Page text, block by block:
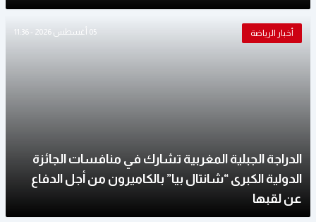
أخبار الرياضة 05 أغسطس 2026 - 11:36
الدراجة الجبلية المغربية تشارك في منافسات الجائزة
الدولية الكبرى “شانتال بيا” بالكاميرون من أجل الدفاع
عن لقبها